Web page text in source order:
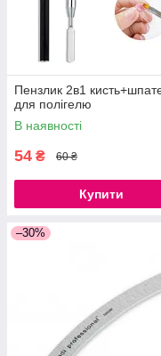
Пензлик 2в1
для полігелю
В наявності
54 ₴ 60 ₴
Купити
–30%